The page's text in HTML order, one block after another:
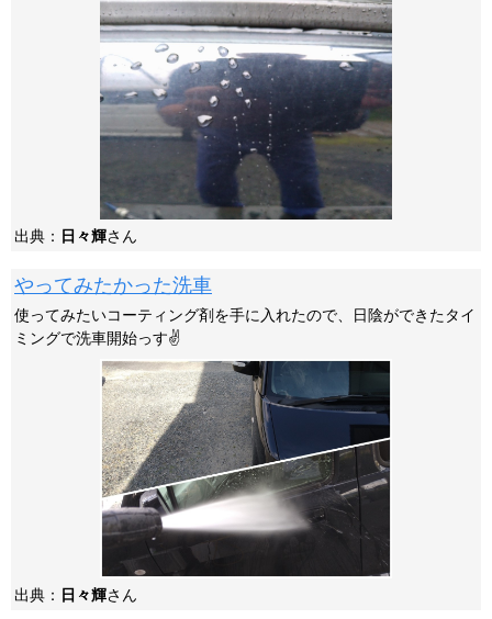
出典： 日々輝さん
やってみたかった洗車
使ってみたいコーティング剤を手に入れたので、日陰ができたタイ
ミングで洗車開始っす✌️
出典： 日々輝さん